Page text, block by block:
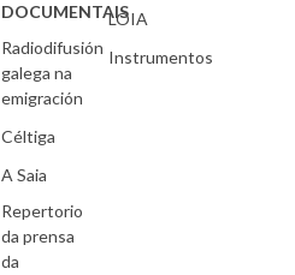
DOCUMENTAIS
Radiodifusión
galega na
emigración
Céltiga
A Saia
Repertorio
da prensa
da
LOIA
Instrumentos